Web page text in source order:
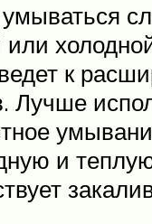
или
к
Лучше
и